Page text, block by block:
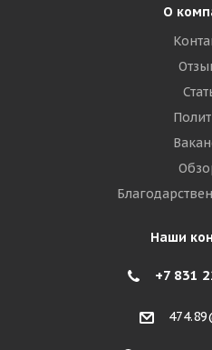
О
Наши
+7 831